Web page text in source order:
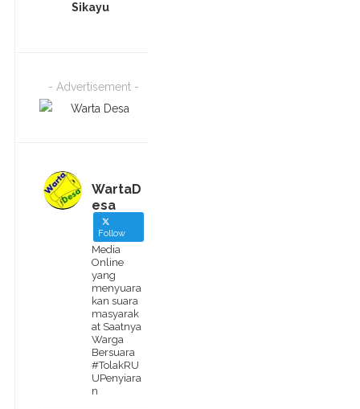
Sikayu
- Advertisement -
WartaD
esa
Follow
Media
Online
yang
menyuara
kan suara
masyarak
at Saatnya
Warga
Bersuara
#TolakRU
UPenyiara
n